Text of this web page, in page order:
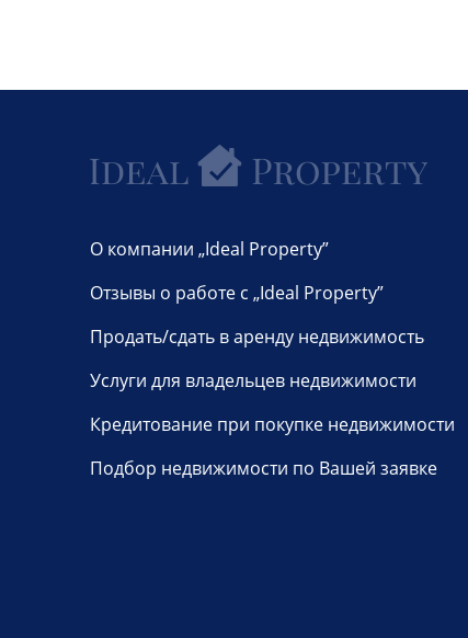
О компании „Ideal Property”
Отзывы о работе с „Ideal Property”
Продать/сдать в аренду недвижимость
Услуги для владельцев недвижимости
Кредитование при покупке недвижимости
Подбор недвижимости по Вашей заявке